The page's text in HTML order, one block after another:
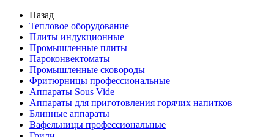
Назад
Тепловое оборудование
Плиты индукционные
Промышленные плиты
Пароконвектоматы
Промышленные сковороды
Фритюрницы профессиональные
Аппараты Sous Vide
Аппараты для приготовления горячих напитков
Блинные аппараты
Вафельницы профессиональные